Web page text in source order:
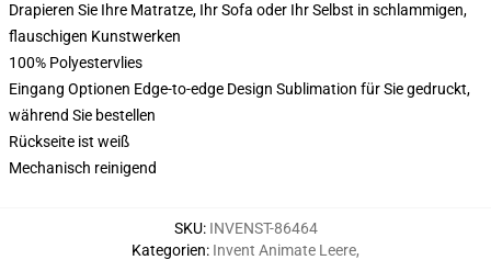
Drapieren Sie Ihre Matratze, Ihr Sofa oder Ihr Selbst in schlammigen,
flauschigen Kunstwerken
100% Polyestervlies
Eingang Optionen Edge-to-edge Design Sublimation für Sie gedruckt,
während Sie bestellen
Rückseite ist weiß
Mechanisch reinigend
SKU: INVENST-86464
Kategorien: Invent Animate Leere,